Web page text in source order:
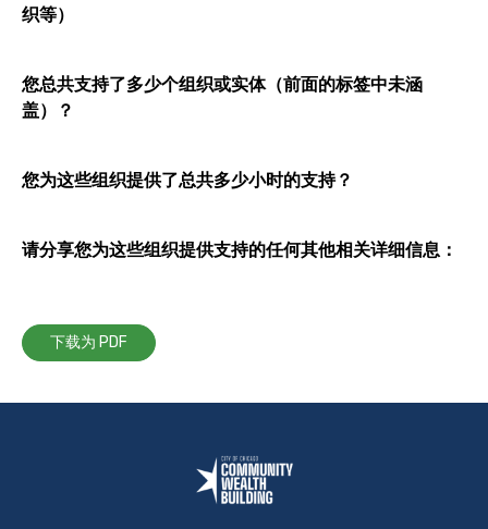
织等）
您总共支持了多少个组织或实体（前面的标签中未涵
盖）？
您为这些组织提供了总共多少小时的支持？
请分享您为这些组织提供支持的任何其他相关详细信息：
下载为 PDF